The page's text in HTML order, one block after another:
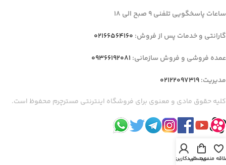
ساعات پاسخگویی تلفنی 9 صبح الی 18
گارانتی و خدمات پس از فروش: 02166564160
عمده فروشی و فروش سازمانی: 09366192081
مدیریت:02122097319
کلیه حقوق مادی و معنوی برای فروشگاه اینترنتی مسترچرم محفوظ است.
مندیسبد خرید
حساب کاربری من